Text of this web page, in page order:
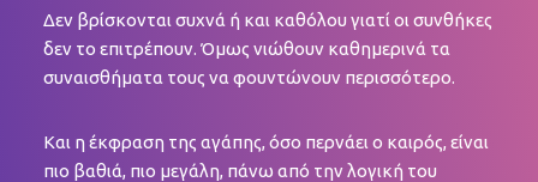
Δεν βρίσκονται συχνά ή και καθόλου γιατί οι συνθήκες
δεν το επιτρέπουν. Όμως νιώθουν καθημερινά τα
συναισθήματα τους να φουντώνουν περισσότερο.
Και η έκφραση της αγάπης, όσο περνάει ο καιρός, είναι
πιο βαθιά, πιο μεγάλη, πάνω από την λογική του